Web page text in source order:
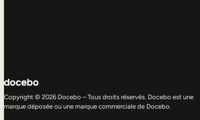
Copyright © 2026 Docebo – Tous droits réservés. Docebo est une
marque déposée ou une marque commerciale de Docebo.